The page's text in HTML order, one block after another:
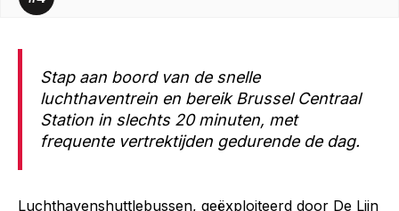
Stap aan boord van de snelle
luchthaventrein en bereik Brussel Centraal
Station in slechts 20 minuten, met
frequente vertrektijden gedurende de dag.
Luchthavenshuttlebussen, geëxploiteerd door De Lijn